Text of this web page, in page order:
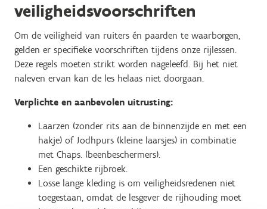
veiligheidsvoorschriften
Om de veiligheid van ruiters én paarden te waarborgen,
gelden er specifieke voorschriften tijdens onze rijlessen.
Deze regels moeten strikt worden nageleefd. Bij het niet
naleven ervan kan de les helaas niet doorgaan.
Verplichte en aanbevolen uitrusting:
Laarzen (zonder rits aan de binnenzijde en met een
hakje) of Jodhpurs (kleine laarsjes) in combinatie
met Chaps. (beenbeschermers).
Een geschikte rijbroek.
Losse lange kleding is om veiligheidsredenen niet
toegestaan, omdat de lesgever de rijhouding moet